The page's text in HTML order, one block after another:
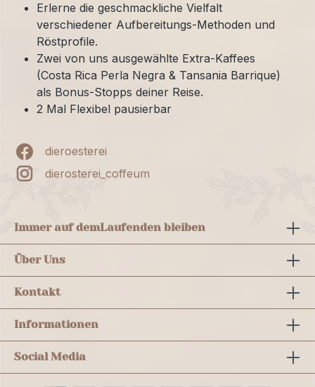
Erlerne die geschmackliche Vielfalt
verschiedener Aufbereitungs-Methoden und
Röstprofile.
Zwei von uns ausgewählte Extra-Kaffees
(Costa Rica Perla Negra & Tansania Barrique)
als Bonus-Stopps deiner Reise.
2 Mal Flexibel pausierbar
dieroesterei
dierosterei_coffeum
Immer auf demLaufenden bleiben
Über Uns
Kontakt
Informationen
Social Media